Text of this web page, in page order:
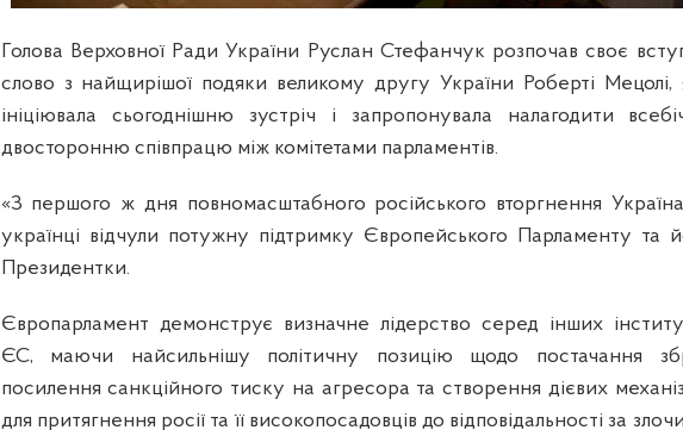
Голова Верховної Ради України Руслан Стефанчук розпочав своє
слово з найщирішої подяки великому другу України Роберті Мецолі,
ініціювала сьогоднішню зустріч і запропонувала налагодити
двосторонню співпрацю між комітетами парламентів.
«З першого ж дня повномасштабного російського вторгнення
українці відчули потужну підтримку Європейського Парламенту та
Президентки.
Європарламент демонструє визначне лідерство серед інших
ЄС, маючи найсильнішу політичну позицію щодо постачання
посилення санкційного тиску на агресора та створення дієвих
для притягнення росії та її високопосадовців до відповідальності за